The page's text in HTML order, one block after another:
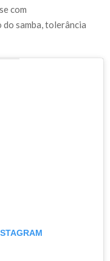
com
samba, tolerância